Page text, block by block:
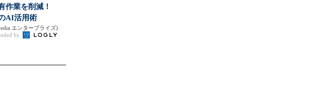
作業を削減！
AI活用術
エンタープライズ)
by